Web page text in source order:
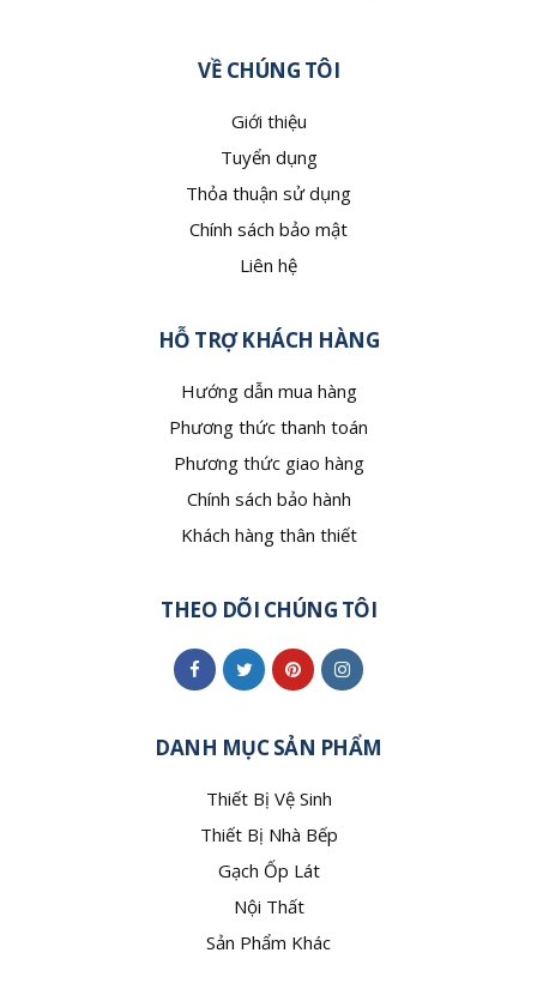
VỀ CHÚNG TÔI
Giới thiệu
Tuyển dụng
Thỏa thuận sử dụng
Chính sách bảo mật
Liên hệ
HỖ TRỢ KHÁCH HÀNG
Hướng dẫn mua hàng
Phương thức thanh toán
Phương thức giao hàng
Chính sách bảo hành
Khách hàng thân thiết
THEO DÕI CHÚNG TÔI
DANH MỤC SẢN PHẨM
Thiết Bị Vệ Sinh
Thiết Bị Nhà Bếp
Gạch Ốp Lát
Nội Thất
Sản Phẩm Khác